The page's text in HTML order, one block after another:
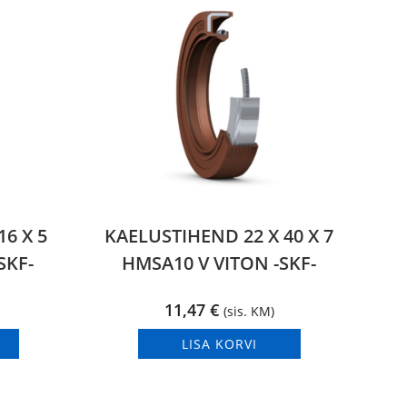
X 5
KAELUSTIHEND 22 X 40 X 7
HMSA10 V VITON -SKF-
11,47 € (sis. KM)
LISA KORVI